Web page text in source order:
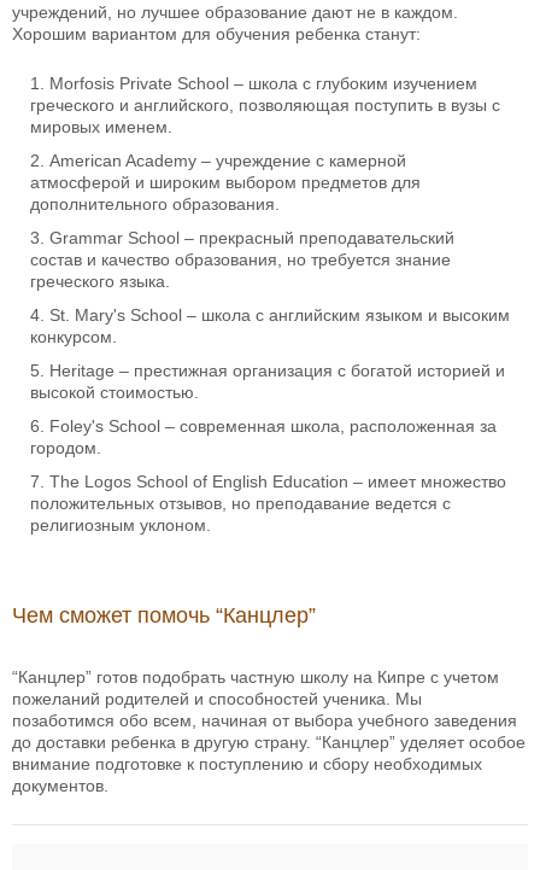
учреждений, но лучшее образование дают не в каждом.
Хорошим вариантом для обучения ребенка станут:
Morfosis Private School – школа с глубоким изучением
греческого и английского, позволяющая поступить в вузы с
мировых именем.
American Academy – учреждение с камерной
атмосферой и широким выбором предметов для
дополнительного образования.
Grammar School – прекрасный преподавательский
состав и качество образования, но требуется знание
греческого языка.
St. Mary's School – школа с английским языком и высоким
конкурсом.
Heritage – престижная организация с богатой историей и
высокой стоимостью.
Foley's School – современная школа, расположенная за
городом.
The Logos School of English Education – имеет множество
положительных отзывов, но преподавание ведется с
религиозным уклоном.
Чем сможет помочь “Канцлер”
“Канцлер” готов подобрать частную школу на Кипре с учетом
пожеланий родителей и способностей ученика. Мы
позаботимся обо всем, начиная от выбора учебного заведения
до доставки ребенка в другую страну. “Канцлер” уделяет особое
внимание подготовке к поступлению и сбору необходимых
документов.